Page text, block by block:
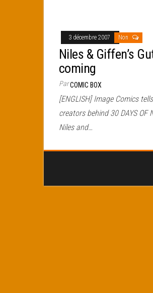
3 décembre 2007 Non
Niles & Giffen’s
coming
ParCOMIC BOX
[ENGLISH] Image Comics
creators behind 30 DAYS OF
Niles and…